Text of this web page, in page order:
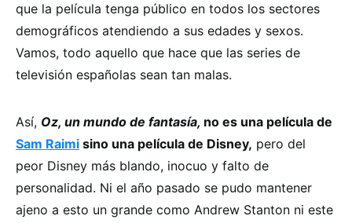
que la película tenga público en todos los sectores
demográficos atendiendo a sus edades y sexos.
Vamos, todo aquello que hace que las series de
televisión españolas sean tan malas.
Así, Oz, un mundo de fantasía, no es una película de
Sam Raimi sino una película de Disney, pero del
peor Disney más blando, inocuo y falto de
personalidad. Ni el año pasado se pudo mantener
ajeno a esto un grande como Andrew Stanton ni este